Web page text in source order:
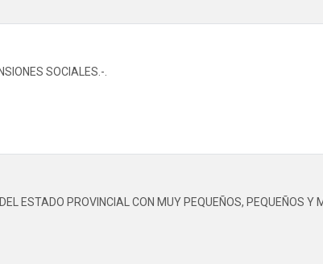
SOCIALES.-.
ESTADO PROVINCIAL CON MUY PEQUEÑOS, PEQUEÑOS Y